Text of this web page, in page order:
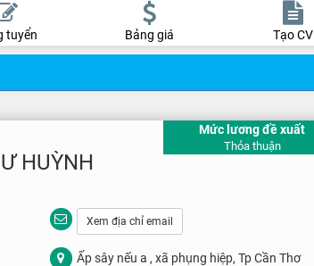
tuyển Bảng giá Tạo CV
HUỲNH
Xem địa chỉ email
Ấp sây nếu a , xã phụng hiệp, Tp Cần Thơ
Mức lương đề xuất
Thỏa thuận